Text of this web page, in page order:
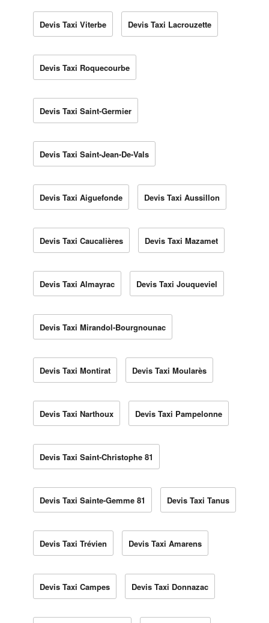
Devis Taxi Viterbe Devis Taxi Lacrouzette
Devis Taxi Roquecourbe
Devis Taxi Saint-Germier
Devis Taxi Saint-Jean-De-Vals
Devis Taxi Aiguefonde Devis Taxi Aussillon
Devis Taxi Caucalières Devis Taxi Mazamet
Devis Taxi Almayrac Devis Taxi Jouqueviel
Devis Taxi Mirandol-Bourgnounac
Devis Taxi Montirat Devis Taxi Moularès
Devis Taxi Narthoux Devis Taxi Pampelonne
Devis Taxi Saint-Christophe 81
Devis Taxi Sainte-Gemme 81 Devis Taxi Tanus
Devis Taxi Trévien Devis Taxi Amarens
Devis Taxi Campes Devis Taxi Donnazac